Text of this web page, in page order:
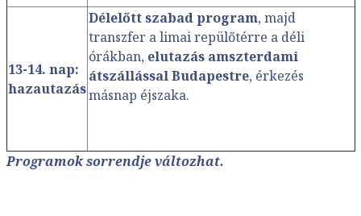
13-14. nap:
hazautazás
Délelőtt szabad program, majd
transzfer a limai repülőtérre a déli
órákban, elutazás amszterdami
átszállással Budapestre, érkezés
másnap éjszaka.
Programok sorrendje változhat.